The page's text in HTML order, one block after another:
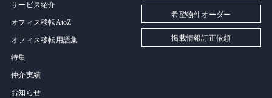
サービス紹介
オフィス移転AtoZ
オフィス移転用語集
特集
仲介実績
お知らせ
希望物件オーダー
掲載情報訂正依頼